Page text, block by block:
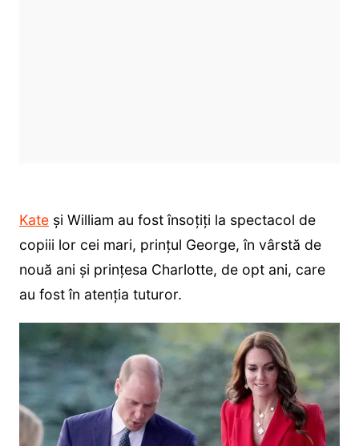
Kateși William au fost însoțiți la spectacol de
copiii lor cei mari, prințul George, în vârstă de
nouă ani și prințesa Charlotte, de opt ani, care
au fost în atenția tuturor.